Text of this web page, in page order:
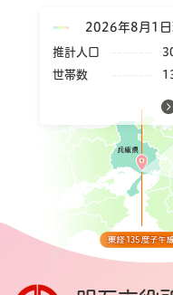
2026年8月1
推計人口
世帯数